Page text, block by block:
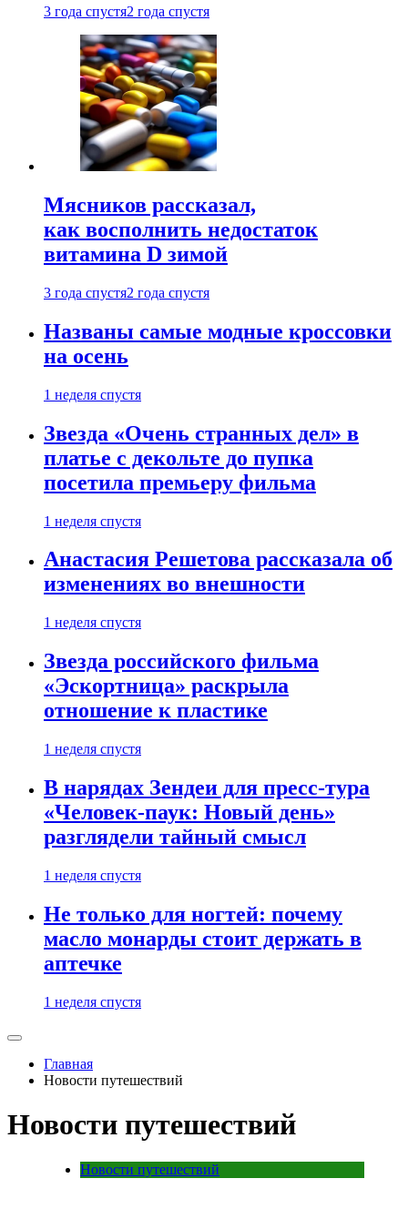
3 года спустя2 года спустя
Мясников рассказал,
как восполнить недостаток
витамина D зимой
3 года спустя2 года спустя
Названы самые модные кроссовки
на осень
1 неделя спустя
Звезда «Очень странных дел» в
платье с декольте до пупка
посетила премьеру фильма
1 неделя спустя
Анастасия Решетова рассказала об
изменениях во внешности
1 неделя спустя
Звезда российского фильма
«Эскортница» раскрыла
отношение к пластике
1 неделя спустя
В нарядах Зендеи для пресс-тура
«Человек-паук: Новый день»
разглядели тайный смысл
1 неделя спустя
Не только для ногтей: почему
масло монарды стоит держать в
аптечке
1 неделя спустя
Главная
Новости путешествий
Новости путешествий
Новости путешествий